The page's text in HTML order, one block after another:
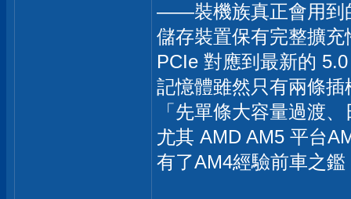
——裝機族真正會用到
儲存裝置保有完整擴
PCIe 對應到最新的
記憶體雖然只有兩條
「先單條大容量過渡
尤其 AMD AM5 平台
有了AM4經驗前車之